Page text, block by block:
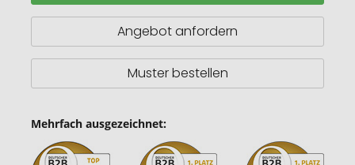
Angebot anfordern
Muster bestellen
Mehrfach ausgezeichnet: